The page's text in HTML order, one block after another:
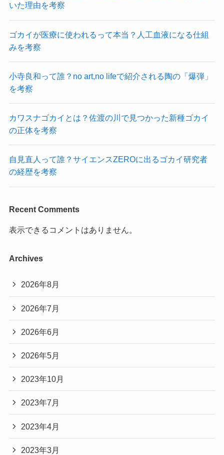
いた理由を考察
ゴカイが医療に使われるって本当？人工血液になる仕組
みを考察
小寺良和って誰？no art,no lifeで紹介される陶の「爆弾」
を考察
カワスナゴカイとは？佐渡の川で見つかった新種ゴカイ
の正体を考察
自見直人って誰？サイエンスZEROに出るゴカイ研究者
の経歴を考察
Recent Comments
表示できるコメントはありません。
Archives
2026年8月
2026年7月
2026年6月
2026年5月
2023年10月
2023年7月
2023年4月
2023年3月